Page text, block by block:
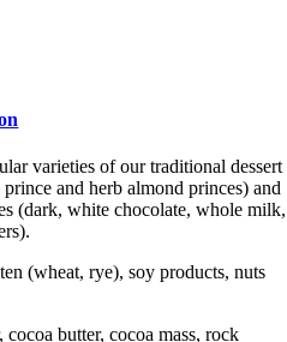
varieties of our traditional dessert
and herb almond princes) and
(dark, white chocolate, whole milk,
(wheat, rye), soy products, nuts
butter, cocoa mass, rock